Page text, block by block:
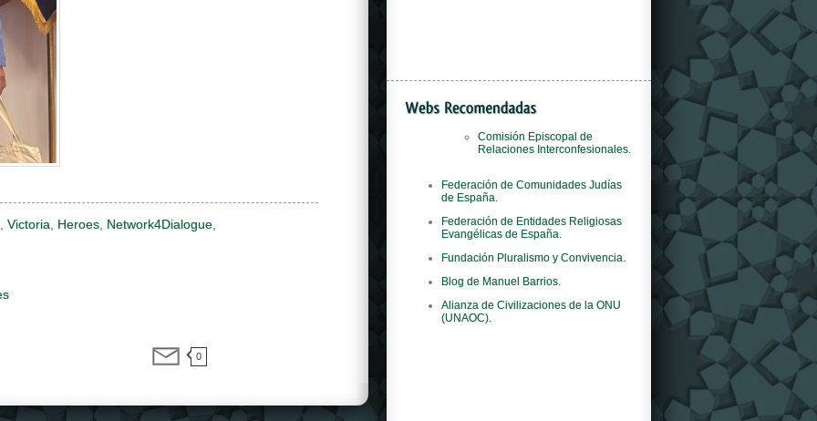
Victoria Heroes Network4Dialogue
0
Comisión Episcopal de
Relaciones Interconfesionales.
del marchio ad adottare questo concept
innovativo.
Federación de Comunidades Judías
de España.
Federación de Entidades Religiosas
Evangélicas de España.
Fundación Pluralismo y Convivencia.
Blog de Manuel Barrios.
Alianza de Civilizaciones de la ONU
(UNAOC).